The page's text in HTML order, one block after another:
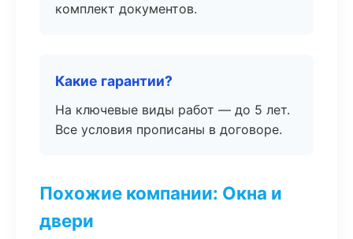
комплект документов.
Какие гарантии?
На ключевые виды работ — до 5 лет.
Все условия прописаны в договоре.
Похожие компании: Окна и
двери